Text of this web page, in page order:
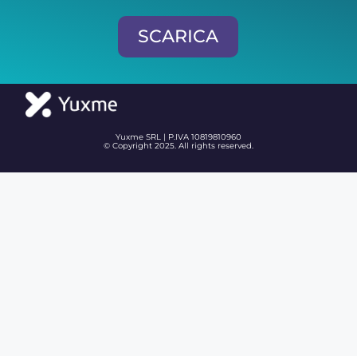
SCARICA
Yuxme SRL | P.IVA 10819810960
© Copyright 2025. All rights reserved.